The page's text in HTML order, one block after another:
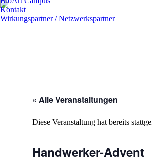
Kontakt
Wirkungspartner / Netzwerkspartner
« Alle Veranstaltungen
Diese Veranstaltung hat bereits
Handwerker-Advent